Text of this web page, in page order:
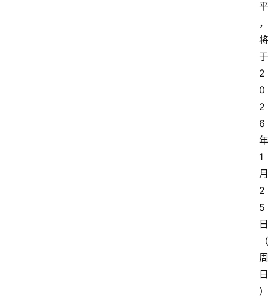
平
，
将
于
2
0
2
6
年
1
月
2
5
日
（
周
日
）